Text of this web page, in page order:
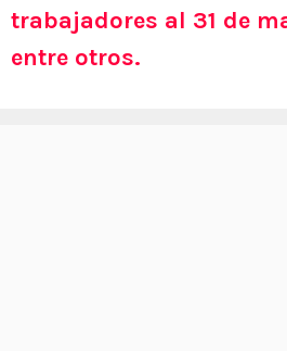
trabajadores al 31 de
entre otros.